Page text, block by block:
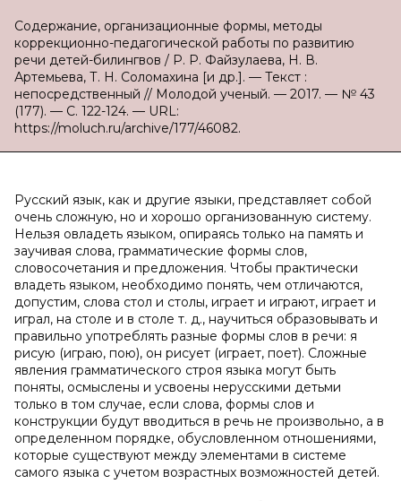
Содержание, организационные формы, методы
коррекционно-педагогической работы по развитию
речи детей-билингвов / Р. Р. Файзулаева, Н. В.
Артемьева, Т. Н. Соломахина [и др.]. — Текст :
непосредственный // Молодой ученый. — 2017. — № 43
(177). — С. 122-124. — URL:
https://moluch.ru/archive/177/46082.
Русский язык, как и другие языки, представляет собой
очень сложную, но и хорошо организованную систему.
Нельзя овладеть языком, опираясь только на память и
заучивая слова, грамматические формы слов,
словосочетания и предложения. Чтобы практически
владеть языком, необходимо понять, чем отличаются,
допустим, слова стол и столы, играет и играют, играет и
играл, на столе и в столе т. д., научиться образовывать и
правильно употреблять разные формы слов в речи: я
рисую (играю, пою), он рисует (играет, поет). Сложные
явления грамматического строя языка могут быть
поняты, осмыслены и усвоены нерусскими детьми
только в том случае, если слова, формы слов и
конструкции будут вводиться в речь не произвольно, а в
определенном порядке, обусловленном отношениями,
которые существуют между элементами в системе
самого языка с учетом возрастных возможностей детей.